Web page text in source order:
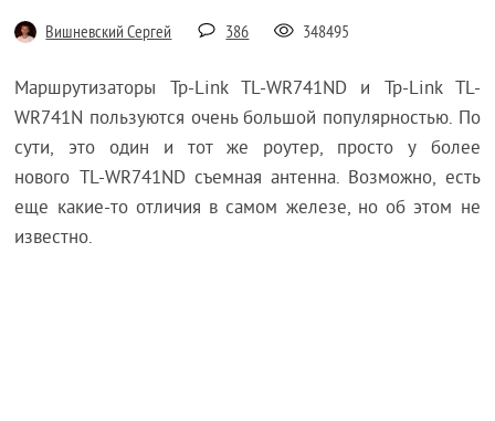
Вишневский Сергей 386 348495
Маршрутизаторы Tp-Link TL-WR741ND и Tp-Link TL-
WR741N пользуются очень большой популярностью. По
сути, это один и тот же роутер, просто у более
нового TL-WR741ND съемная антенна. Возможно, есть
еще какие-то отличия в самом железе, но об этом не
известно.